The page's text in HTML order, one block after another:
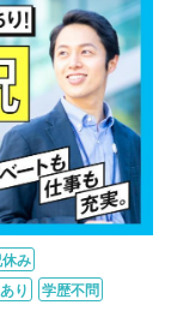
み
り
学歴不問